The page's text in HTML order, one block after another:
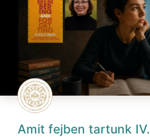
Amit fejben tartunk IV.